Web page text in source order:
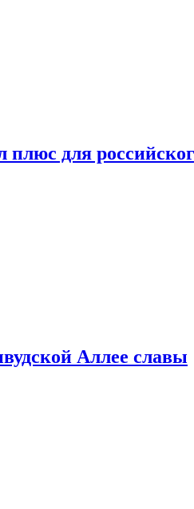
для
Аллее славы